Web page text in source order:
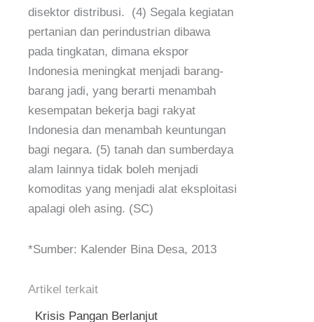
disektor distribusi. (4) Segala kegiatan
pertanian dan perindustrian dibawa
pada tingkatan, dimana ekspor
Indonesia meningkat menjadi barang-
barang jadi, yang berarti menambah
kesempatan bekerja bagi rakyat
Indonesia dan menambah keuntungan
bagi negara. (5) tanah dan sumberdaya
alam lainnya tidak boleh menjadi
komoditas yang menjadi alat eksploitasi
apalagi oleh asing. (SC)
*Sumber: Kalender Bina Desa, 2013
Artikel terkait
Krisis Pangan Berlanjut